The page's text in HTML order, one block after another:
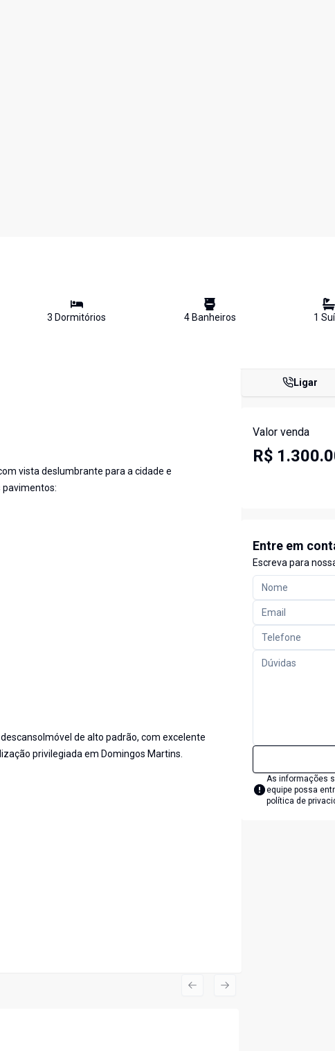
3 Dormitórios 4Banheiros 1
vista deslumbrante para a cidade e
pavimentos:
de alto padrão, com excelente
privilegiada em Domingos Martins.
Previous slide
Next slide
Ligar
Valor venda
R$
Entre em
Escreva para
As informações
equipe possa
política de